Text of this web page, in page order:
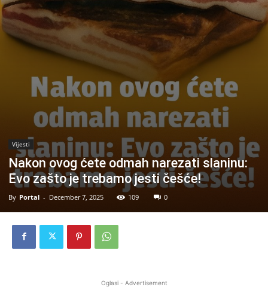
Vijesti
Nakon ovog ćete odmah narezati slaninu:
Evo zašto je trebamo jesti češće!
By Portal - December 7, 2025 109 0
Oglasi - Advertisement